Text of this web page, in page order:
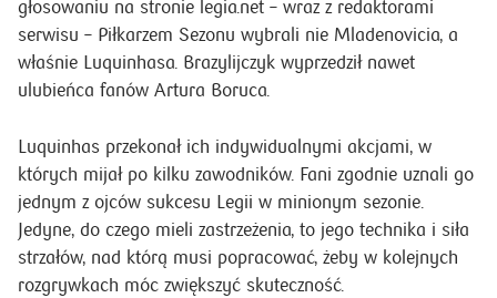
głosowaniu na stronie legia.net – wraz z redaktorami
serwisu – Piłkarzem Sezonu wybrali nie Mladenovicia, a
właśnie Luquinhasa. Brazylijczyk wyprzedził nawet
ulubieńca fanów Artura Boruca.
Luquinhas przekonał ich indywidualnymi akcjami, w
których mijał po kilku zawodników. Fani zgodnie uznali go
jednym z ojców sukcesu Legii w minionym sezonie.
Jedyne, do czego mieli zastrzeżenia, to jego technika i siła
strzałów, nad którą musi popracować, żeby w kolejnych
rozgrywkach móc zwiększyć skuteczność.